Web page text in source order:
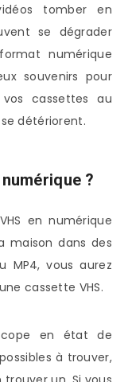
tomber en
se dégrader
numérique
souvenirs pour
cassettes au
détériorent.
?
en numérique
maison dans des
MP4, vous aurez
cassette VHS.
en état de
à trouver,